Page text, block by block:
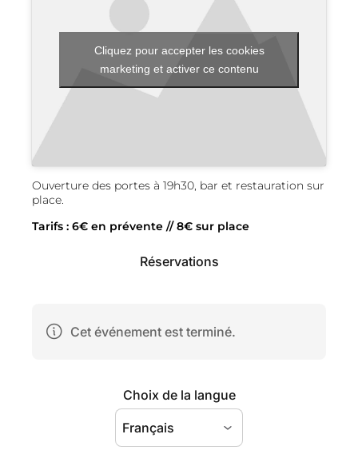
Cliquez pour accepter les cookies
marketing et activer ce contenu
Ouverture des portes à 19h30, bar et restauration sur
place.
Tarifs : 6€ en prévente // 8€ sur place